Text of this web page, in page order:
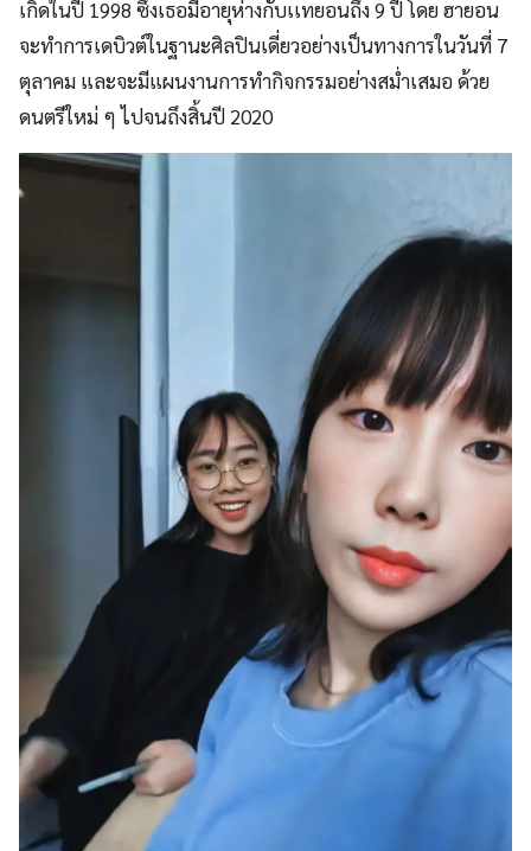
เกิดในปี 1998 ซึ่งเธอมีอายุห่างกับเเทยอนถึง 9 ปี โดย ฮายอน
จะทำการเดบิวต์ในฐานะศิลปินเดี่ยวอย่างเป็นทางการในวันที่ 7
ตุลาคม และจะมีแผนงานการทำกิจกรรมอย่างสม่ำเสมอ ด้วย
ดนตรีใหม่ ๆ ไปจนถึงสิ้นปี 2020